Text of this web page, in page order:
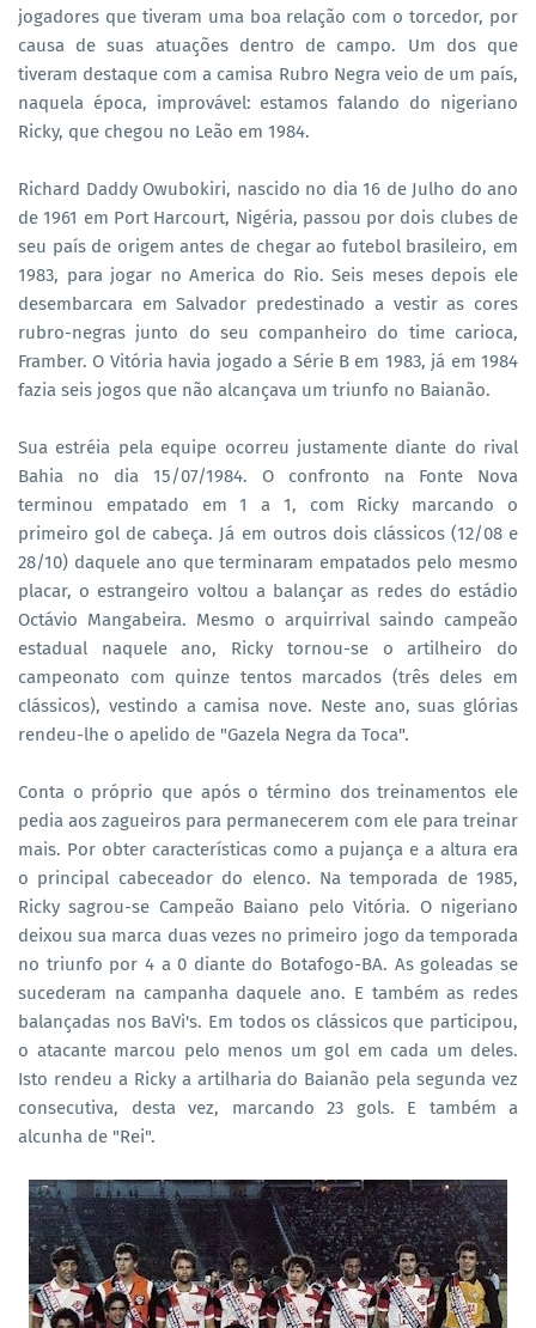
jogadores que tiveram uma boa relação com o torcedor, por
causa de suas atuações dentro de campo. Um dos que
tiveram destaque com a camisa Rubro Negra veio de um país,
naquela época, improvável: estamos falando do nigeriano
Ricky, que chegou no Leão em 1984.
Richard Daddy Owubokiri, nascido no dia 16 de Julho do ano
de 1961 em Port Harcourt, Nigéria, passou por dois clubes de
seu país de origem antes de chegar ao futebol brasileiro, em
1983, para jogar no America do Rio. Seis meses depois ele
desembarcara em Salvador predestinado a vestir as cores
rubro-negras junto do seu companheiro do time carioca,
Framber. O Vitória havia jogado a Série B em 1983, já em 1984
fazia seis jogos que não alcançava um triunfo no Baianão.
Sua estréia pela equipe ocorreu justamente diante do rival
Bahia no dia 15/07/1984. O confronto na Fonte Nova
terminou empatado em 1 a 1, com Ricky marcando o
primeiro gol de cabeça. Já em outros dois clássicos (12/08 e
28/10) daquele ano que terminaram empatados pelo mesmo
placar, o estrangeiro voltou a balançar as redes do estádio
Octávio Mangabeira. Mesmo o arquirrival saindo campeão
estadual naquele ano, Ricky tornou-se o artilheiro do
campeonato com quinze tentos marcados (três deles em
clássicos), vestindo a camisa nove. Neste ano, suas glórias
rendeu-lhe o apelido de "Gazela Negra da Toca".
Conta o próprio que após o término dos treinamentos ele
pedia aos zagueiros para permanecerem com ele para treinar
mais. Por obter características como a pujança e a altura era
o principal cabeceador do elenco. Na temporada de 1985,
Ricky sagrou-se Campeão Baiano pelo Vitória. O nigeriano
deixou sua marca duas vezes no primeiro jogo da temporada
no triunfo por 4 a 0 diante do Botafogo-BA. As goleadas se
sucederam na campanha daquele ano. E também as redes
balançadas nos BaVi's. Em todos os clássicos que participou,
o atacante marcou pelo menos um gol em cada um deles.
Isto rendeu a Ricky a artilharia do Baianão pela segunda vez
consecutiva, desta vez, marcando 23 gols. E também a
alcunha de "Rei".